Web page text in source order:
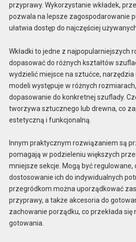
przyprawy. Wykorzystanie wkładek,
pozwala na lepsze zagospodarowanie
ułatwia dostęp do najczęściej
Wkładki to jedne z najpopularniejszych
dopasować do różnych kształtów
wydzielić miejsce na sztućce, narzędzia
modeli występuje w różnych
dopasowanie do konkretnej szuflady.
tworzywa sztucznego lub drewna, co
estetyczną i funkcjonalną.
Innym praktycznym rozwiązaniem są
pomagają w podzieleniu większych
mniejsze sekcje. Mogą być regulowane,
dostosowanie ich do indywidualnych
przegródkom można uporządkować
przyprawy, a także akcesoria do
zachowanie porządku, co przekłada
gotowania.